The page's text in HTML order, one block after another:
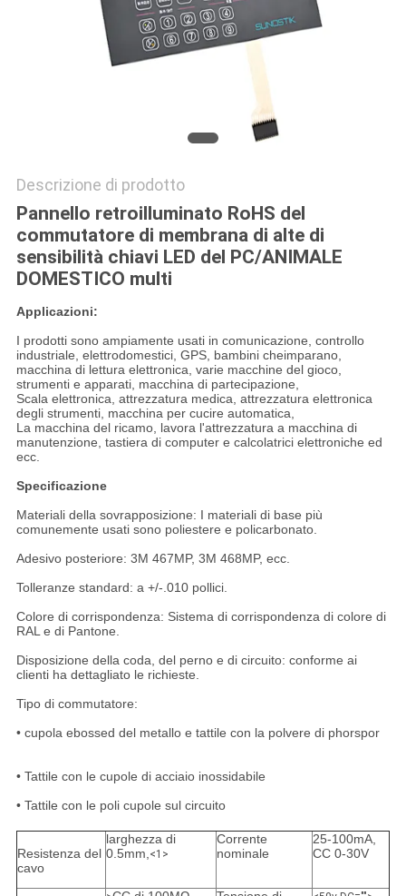
Descrizione di prodotto
Pannello retroilluminato RoHS del
commutatore di membrana di alte di
sensibilità chiavi LED del PC/ANIMALE
DOMESTICO multi
Applicazioni:
I prodotti sono ampiamente usati in comunicazione, controllo
industriale, elettrodomestici, GPS, bambini cheimparano,
macchina di lettura elettronica, varie macchine del gioco,
strumenti e apparati, macchina di partecipazione,
Scala elettronica, attrezzatura medica, attrezzatura elettronica
degli strumenti, macchina per cucire automatica,
La macchina del ricamo, lavora l'attrezzatura a macchina di
manutenzione, tastiera di computer e calcolatrici elettroniche ed
ecc.
Specificazione
Materiali della sovrapposizione: I materiali di base più
comunemente usati sono poliestere e policarbonato.
Adesivo posteriore: 3M 467MP, 3M 468MP, ecc.
Tolleranze standard: a +/-.010 pollici.
Colore di corrispondenza: Sistema di corrispondenza di colore di
RAL e di Pantone.
Disposizione della coda, del perno e di circuito: conforme ai
clienti ha dettagliato le richieste.
Tipo di commutatore:
• cupola ebossed del metallo e tattile con la polvere di phorspor
• Tattile con le cupole di acciaio inossidabile
• Tattile con le poli cupole sul circuito
Resistenza del
cavo
larghezza di
0.5mm,<1>
Corrente
nominale
25-100mA,
CC 0-30V